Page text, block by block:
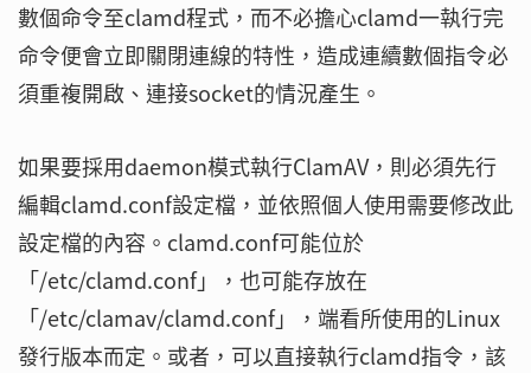
數個命令至clamd程式，而不必擔心clamd一執行完
命令便會立即關閉連線的特性，造成連續數個指令必
須重複開啟、連接socket的情況產生。
如果要採用daemon模式執行ClamAV，則必須先行
編輯clamd.conf設定檔，並依照個人使用需要修改此
設定檔的內容。clamd.conf可能位於
「/etc/clamd.conf」，也可能存放在
「/etc/clamav/clamd.conf」，端看所使用的Linux
發行版本而定。或者，可以直接執行clamd指令，該